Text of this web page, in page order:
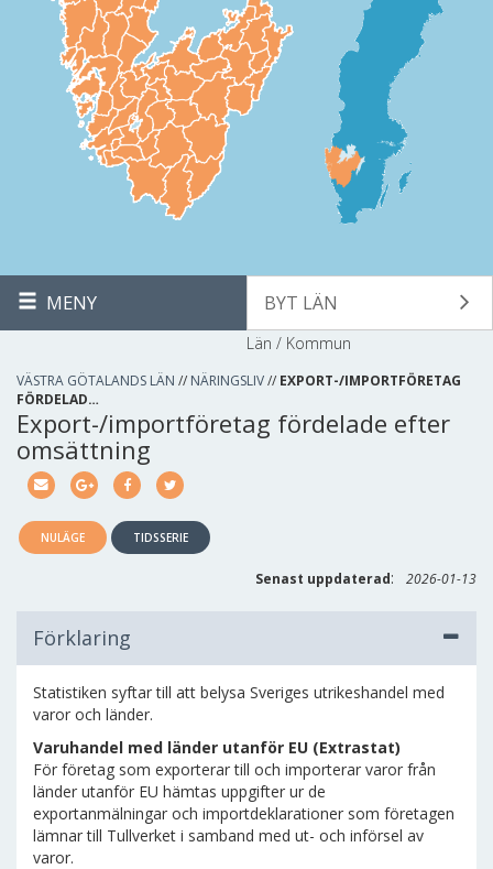
MENY BYT LÄN
Län / Kommun
VÄSTRA GÖTALANDS LÄN // NÄRINGSLIV// EXPORT-/IMPORTFÖRETAG
FÖRDELAD…
Export-/importföretag fördelade efter
omsättning
NULÄGE TIDSSERIE
Senast uppdaterad: 2026-01-13
Förklaring
Statistiken syftar till att belysa Sveriges utrikeshandel med
varor och länder.
Varuhandel med länder utanför EU (Extrastat)
För företag som exporterar till och importerar varor från
länder utanför EU hämtas uppgifter ur de
exportanmälningar och importdeklarationer som företagen
lämnar till Tullverket i samband med ut- och införsel av
varor.